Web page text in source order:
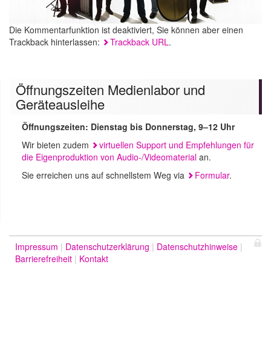
Die Kommentarfunktion ist deaktiviert, Sie können aber einen
Trackback hinterlassen:
Trackback URL.
Öffnungszeiten Medienlabor und
Geräteausleihe
Öffnungszeiten: Dienstag bis Donnerstag, 9–12 Uhr
Wir bieten zudem
virtuellen Support und Empfehlungen für
die Eigenproduktion von Audio-/Videomaterial an.
Sie erreichen uns auf schnellstem Weg via
Formular.
Impressum Datenschutzerklärung
Datenschutzhinweise
Barrierefreiheit
Kontakt